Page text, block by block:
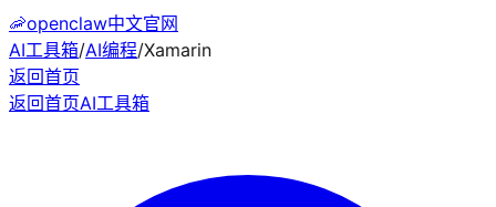
🦐openclaw中文官网
AI工具箱/AI编程/Xamarin
返回首页
返回首页AI工具箱